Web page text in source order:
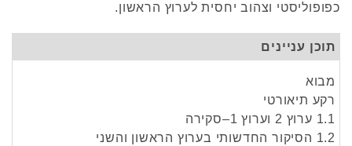
כפופוליסטי וצהוב יחסית לערוץ הראשון.
תוכן עניינים
מבוא
רקע תיאורטי
1.1 ערוץ 2 וערוץ 1–סקירה
1.2 הסיקור החדשותי בערוץ הראשון והשני